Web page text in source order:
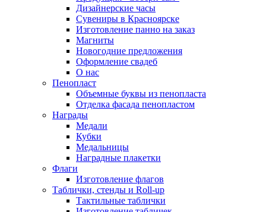
Дизайнерские часы
Сувениры в Красноярске
Изготовление панно на заказ
Магниты
Новогодние предложения
Оформление свадеб
О нас
Пенопласт
Объемные буквы из пенопласта
Отделка фасада пенопластом
Награды
Медали
Кубки
Медальницы
Наградные плакетки
Флаги
Изготовление флагов
Таблички, стенды и Roll-up
Тактильные таблички